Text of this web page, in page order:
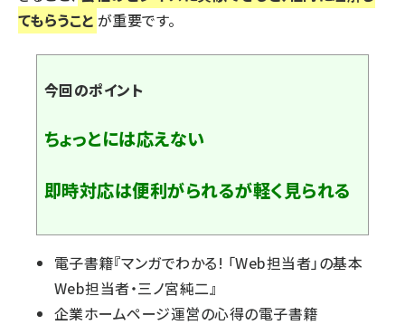
てもらうこと が重要です。
今回のポイント
ちょっとには応えない
即時対応は便利がられるが軽く見られる
電子書籍『マンガでわかる! 「Web担当者」の基本
Web担当者・三ノ宮純二』
企業ホームページ運営の心得の電子書籍